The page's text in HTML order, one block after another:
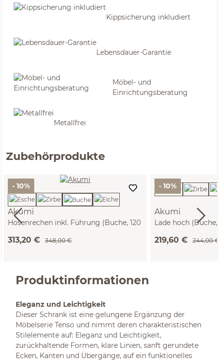
Kippsicherung inkludiert
Lebensdauer-Garantie
Möbel- und
Einrichtungsberatung
Metallfrei
Zubehörprodukte
- 10%
Akumi
Hosenrechen inkl. Führung (Buche, 120
313,20 € 348,00 €
- 10%
Akumi
Lade hoch
219,60 € 244,00 €
Produktinformationen
Eleganz und Leichtigkeit
Dieser Schrank ist eine gelungene Ergänzung der
Möbelserie Tenso und nimmt deren charakteristischen
Stilelemente auf: Eleganz und Leichtigkeit,
zurückhaltende Formen, klare Linien, sanft gerundete
Ecken, Kanten und Übergänge, auf ein funktionelles